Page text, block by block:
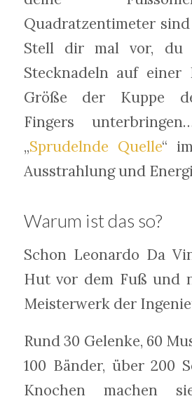
Quadratzentimeter
Stell dir mal vor, du
Stecknadeln auf einer
Größe der Kuppe
Fingers
„Sprudelnde Quelle“
Ausstrahlung und
Warum ist das so?
Schon Leonardo Da
Hut vor dem Fuß und
Meisterwerk der
Rund 30 Gelenke, 60
100 Bänder, über 200
Knochen machen